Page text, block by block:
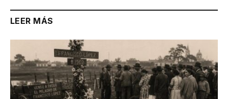
LEER MÁS